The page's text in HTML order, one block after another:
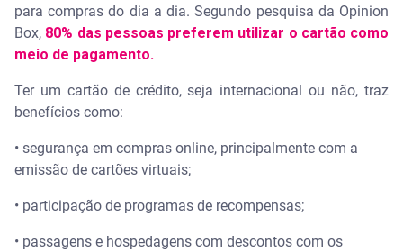
para compras do dia a dia. Segundo pesquisa da Opinion
Box, 80% das pessoas preferem utilizar o cartão como
meio de pagamento.
Ter um cartão de crédito, seja internacional ou não, traz
benefícios como:
• segurança em compras online, principalmente com a
emissão de cartões virtuais;
• participação de programas de recompensas;
• passagens e hospedagens com descontos com os